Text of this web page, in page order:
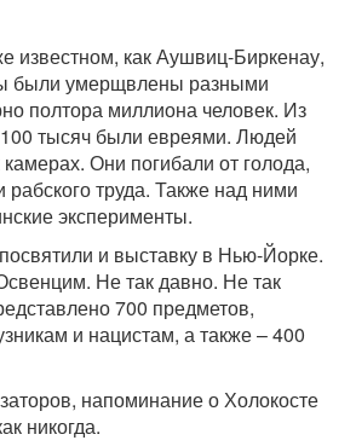
известном, как Аушвиц-Биркенау,
были умерщвлены разными
полтора миллиона человек. Из
тысяч были евреями. Людей
Они погибали от голода,
рабского труда. Также над ними
эксперименты.
и выставку в Нью-Йорке.
Не так давно. Не так
700 предметов,
и нацистам, а также – 400
напоминание о Холокосте
никогда.